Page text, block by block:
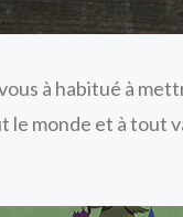
à habitué à
le monde et à tout